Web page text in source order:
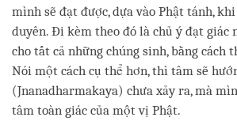
mình sẽ đạt được, dựa vào Phật tánh,
duyên. Đi kèm theo đó là chủ ý đạt giác
cho tất cả những chúng sinh, bằng cách
Nói một cách cụ thể hơn, thì tâm sẽ
(Jnanadharmakaya) chưa xảy ra, mà
tâm toàn giác của một vị Phật.